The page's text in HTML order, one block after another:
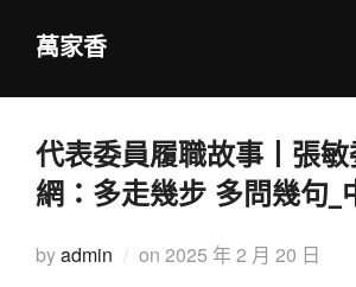
萬家香
代表委員履職故事丨張
網：多走幾步 多問幾句_
byadmin on Posted
2025 年 2 月 20 日